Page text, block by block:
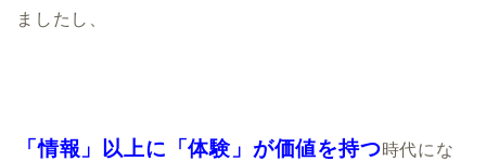
ましたし、
「情報」以上に「体験」が価値を持つ時代にな